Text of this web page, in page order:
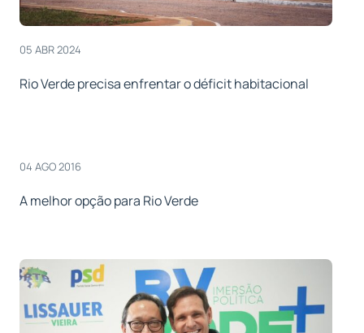
05 ABR 2024
Rio Verde precisa enfrentar o déficit habitacional
04 AGO 2016
A melhor opção para Rio Verde